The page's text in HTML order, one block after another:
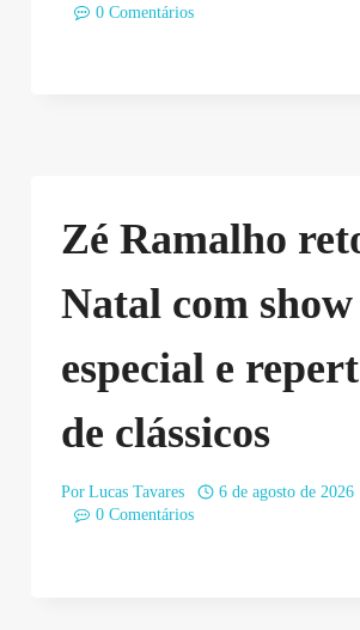
0 Comentários
Zé Ramalho
Natal com show
especial e
de clássicos
Por Lucas Tavares
6 de agosto de 2026
0 Comentários